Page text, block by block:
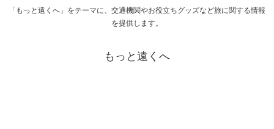
「もっと遠くへ」をテーマに、交通機関やお役立ちグッズなど旅に関する情報
を提供します。
もっと遠くへ